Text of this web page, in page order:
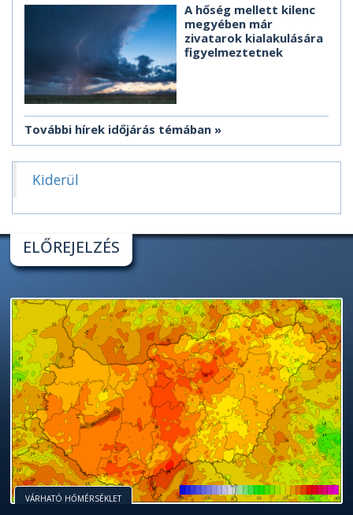
A hőség mellett kilenc
megyében már
zivatarok kialakulására
figyelmeztetnek
További hírek időjárás témában
Kiderül
ELŐREJELZÉS
VÁRHATÓ HŐMÉRSÉKLET